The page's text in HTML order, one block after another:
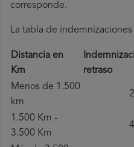
corresponde.
La tabla de
Distancia en
Km
retraso
Menos de 1.500
km
250
1.500 Km -
3.500 Km
400